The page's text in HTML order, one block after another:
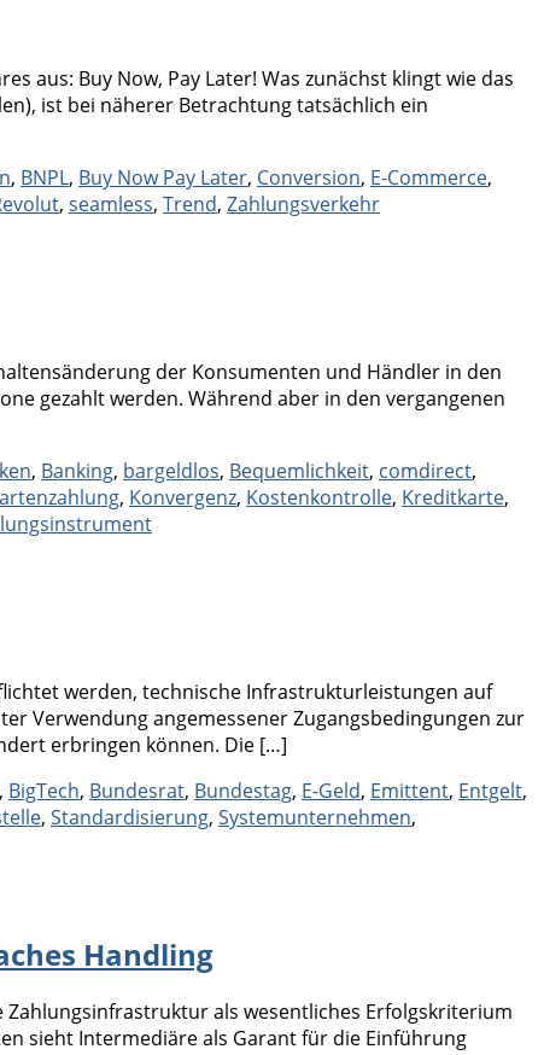
aus: Buy Now, Pay Later! Was zunächst klingt wie das
ist bei näherer Betrachtung tatsächlich ein
, BNPL, Buy Now Pay Later, Conversion, E-Commerce,
, seamless, Trend, Zahlungsverkehr
der Konsumenten und Händler in den
gezahlt werden. Während aber in den vergangenen
, Banking, bargeldlos, Bequemlichkeit, comdirect,
, Konvergenz, Kostenkontrolle, Kreditkarte,
werden, technische Infrastrukturleistungen auf
Verwendung angemessener Zugangsbedingungen zur
erbringen können. Die […]
, BigTech, Bundesrat, Bundestag, E-Geld, Emittent, Entgelt,
, Standardisierung, Systemunternehmen,
Handling
als wesentliches Erfolgskriterium
sieht Intermediäre als Garant für die Einführung